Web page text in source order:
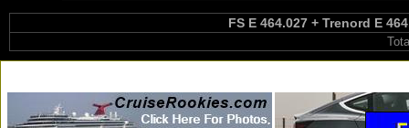
FS E 464.027 + Trenord E